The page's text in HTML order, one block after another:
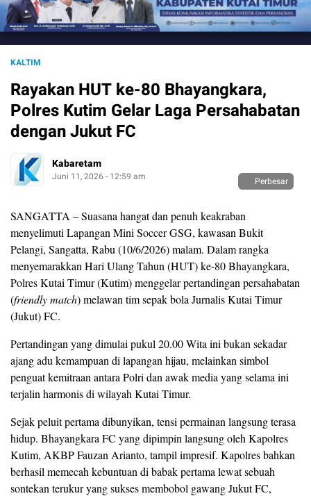
KALTIM
Rayakan HUT ke-80 Bhayangkara,
Polres Kutim Gelar Laga Persahabatan
dengan Jukut FC
Kabaretam
Juni 11, 2026 - 12:59 am Perbesar
SANGATTA – Suasana hangat dan penuh keakraban
menyelimuti Lapangan Mini Soccer GSG, kawasan Bukit
Pelangi, Sangatta, Rabu (10/6/2026) malam. Dalam rangka
menyemarakkan Hari Ulang Tahun (HUT) ke-80 Bhayangkara,
Polres Kutai Timur (Kutim) menggelar pertandingan persahabatan
(friendly match) melawan tim sepak bola Jurnalis Kutai Timur
(Jukut) FC.
​Pertandingan yang dimulai pukul 20.00 Wita ini bukan sekadar
ajang adu kemampuan di lapangan hijau, melainkan simbol
penguat kemitraan antara Polri dan awak media yang selama ini
terjalin harmonis di wilayah Kutai Timur.
​Sejak peluit pertama dibunyikan, tensi permainan langsung terasa
hidup. Bhayangkara FC yang dipimpin langsung oleh Kapolres
Kutim, AKBP Fauzan Arianto, tampil impresif. Kapolres bahkan
berhasil memecah kebuntuan di babak pertama lewat sebuah
sontekan terukur yang sukses membobol gawang Jukut FC,